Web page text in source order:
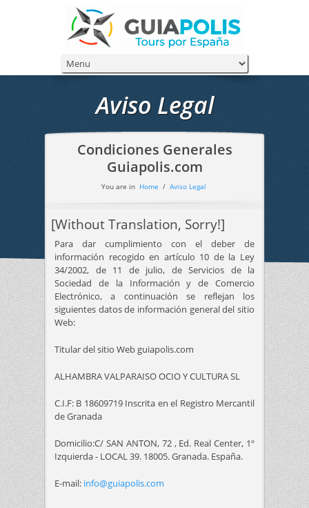
Aviso Legal
Condiciones Generales
Guiapolis.com
You are in Home / Aviso Legal
[Without Translation, Sorry!]
Para dar cumplimiento con el deber de
información recogido en artículo 10 de la Ley
34/2002, de 11 de julio, de Servicios de la
Sociedad de la Información y de Comercio
Electrónico, a continuación se reflejan los
siguientes datos de información general del sitio
Web:
Titular del sitio Web guiapolis.com
ALHAMBRA VALPARAISO OCIO Y CULTURA SL
C.I.F: B 18609719 Inscrita en el Registro Mercantil
de Granada
Domicilio:C/ SAN ANTON, 72 , Ed. Real Center, 1º
Izquierda - LOCAL 39. 18005. Granada. España.
E-mail: info@guiapolis.com